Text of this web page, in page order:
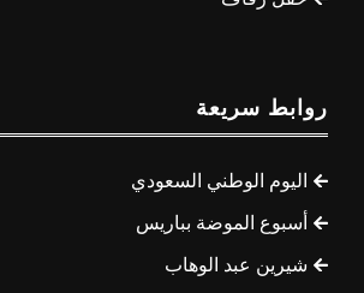
روابط سريعة
اليوم الوطني السعودي
أسبوع الموضة بباريس
شيرين عبد الوهاب